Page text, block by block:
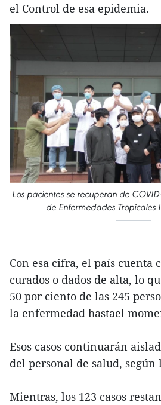
el Control de esa epidemia.
Los pacientes se recuperan de
de Enfermedades Tropicales
Con esa cifra, el país cuenta
curados o dados de alta, lo
50 por ciento de las 245
la enfermedad hastael
Esos casos continuarán
del personal de salud, según
Mientras, los 123 casos